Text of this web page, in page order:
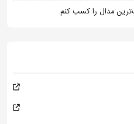
مدال را کسب کنم